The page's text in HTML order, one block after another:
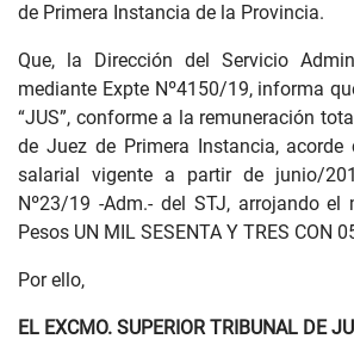
de Primera Instancia de la Provincia.
Que, la Dirección del Servicio
mediante Expte Nº4150/19, informa
“JUS”, conforme a la remuneración
de Juez de Primera Instancia,
salarial vigente a partir de junio/
Nº23/19 -Adm.- del STJ, arrojando
Pesos UN MIL SESENTA Y TRES CON
Por ello,
EL EXCMO. SUPERIOR TRIBUNAL DE